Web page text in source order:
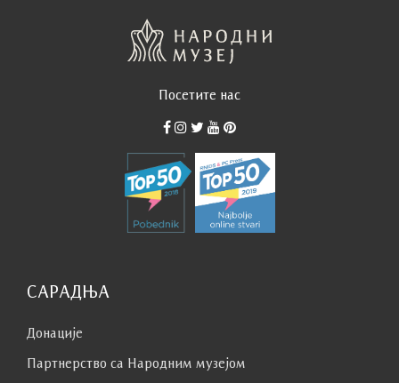
Посетите нас
САРАДЊА
Донације
Партнерство са Народним музејoм